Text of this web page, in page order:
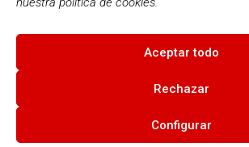
Aceptar todo
Rechazar
Configurar
© 2026
Condiciones de uso